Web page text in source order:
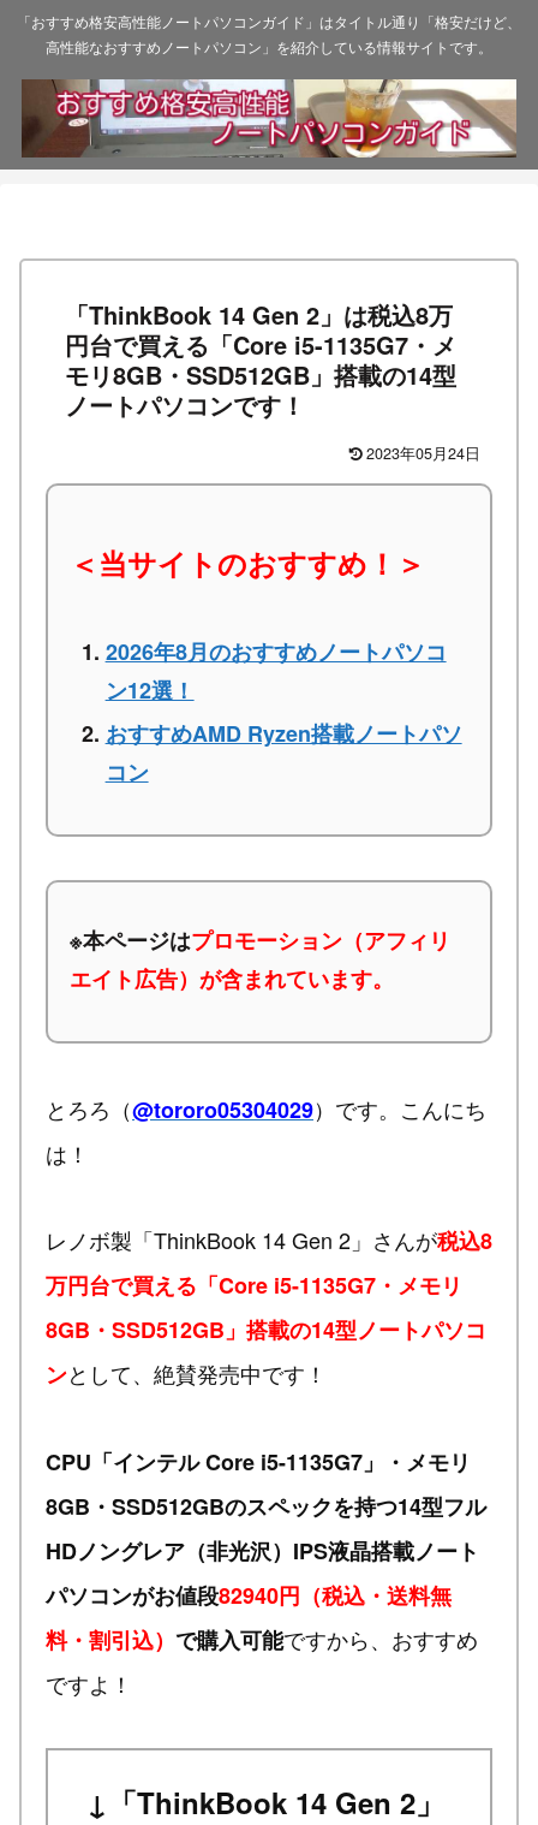
「おすすめ格安高性能ノートパソコンガイド」はタイトル通り「格安だけど、
高性能なおすすめノートパソコン」を紹介している情報サイトです。
「ThinkBook 14 Gen 2」は税込8万
円台で買える「Core i5-1135G7・メ
モリ8GB・SSD512GB」搭載の14型
ノートパソコンです！
2023年05月24日
＜当サイトのおすすめ！＞
2026年8月のおすすめノートパソコ
ン12選！
おすすめAMD Ryzen搭載ノートパソ
コン
※本ページはプロモーション（アフィリ
エイト広告）が含まれています。
とろろ（@tororo05304029）です。こんにち
は！
レノボ製「ThinkBook 14 Gen 2」さんが税込8
万円台で買える「Core i5-1135G7・メモリ
8GB・SSD512GB」搭載の14型ノートパソコ
ンとして、絶賛発売中です！
CPU「インテル Core i5-1135G7」・メモリ
8GB・SSD512GBのスペックを持つ14型フル
HDノングレア（非光沢）IPS液晶搭載ノート
パソコンがお値段82940円（税込・送料無
料・割引込） で購入可能ですから、おすすめ
ですよ！
↓「ThinkBook 14 Gen 2」